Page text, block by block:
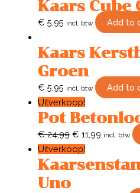
Kaars Cube
€ 5,95 incl. btw Add to
Kaars
Groen
€ 5,95 incl. btw
Add to
Uitverkoop!
Pot
€24,99 € 11,99 incl. btw
Uitverkoop!
Uno